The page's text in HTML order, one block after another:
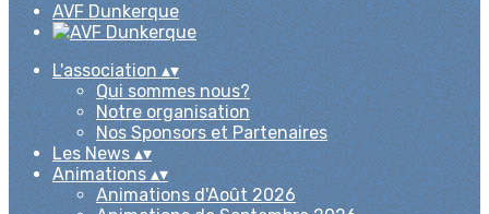
AVF Dunkerque
L'association▴▾
Qui sommes nous?
Notre organisation
Nos Sponsors et Partenaires
Les News▴▾
Animations▴▾
Animations d'Août 2026